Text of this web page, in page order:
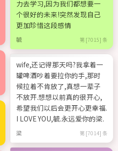
力去学习,因为我们都想要一
个很好的未来!突然发现自己
更加珍惜这段感情
毓 第 [7015] 条
wife,还记得那天吗?我拿着一
罐啤酒吵着要拉你的手,那时
候拉着不肯放了,真想一辈子
不放开.想想以前真的很开心,
希望我们以后会更开心更幸福.
I LOVE YOU,毓.永远爱你的梁.
梁 第 [7014] 条